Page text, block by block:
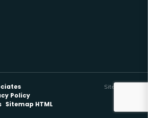
Policy
Sitemap HTML
Site by